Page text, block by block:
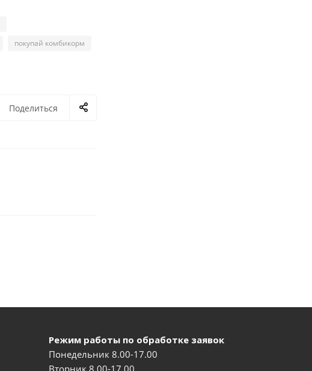
покупай комбикорм
Поделиться
Режим работы по обработке заявок
Понедельник 8.00-17.00